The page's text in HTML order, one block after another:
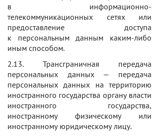
в информационно-
телекоммуникационных сетях или
предоставление доступа
к персональным данным каким-либо
иным способом.
2.13. Трансграничная передача
персональных данных — передача
персональных данных на территорию
иностранного государства органу власти
иностранного государства,
иностранному физическому или
иностранному юридическому лицу.